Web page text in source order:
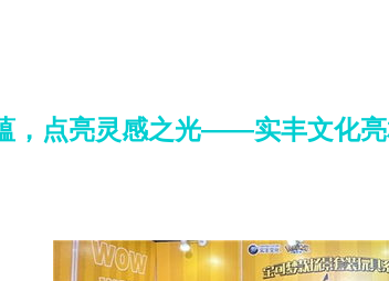
，点亮灵感之光——实丰文化